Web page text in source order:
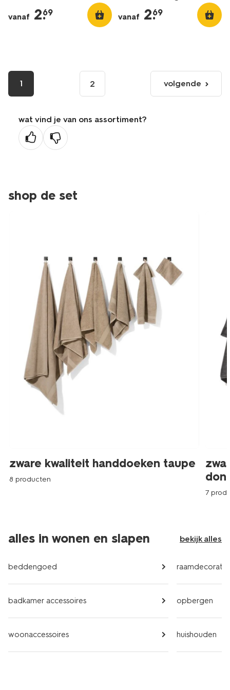
vanaf 2.
69 vanaf 2.
69
1 2
volgende
pagina
volgende
wat vind je van ons assortiment?
shop de set
zware kwaliteit handdoeken taupe
8 producten
7
alles in wonen en slapen bekijk alles
beddengoed
badkamer accessoires
woonaccessoires
raamdecoratie
opbergen
huishouden